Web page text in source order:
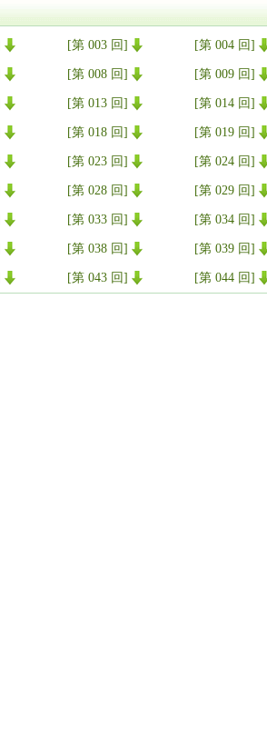
[第 003 回] [第 004 回]
[第 008 回] [第 009 回]
[第 013 回] [第 014 回]
[第 018 回] [第 019 回]
[第 023 回] [第 024 回]
[第 028 回] [第 029 回]
[第 033 回] [第 034 回]
[第 038 回] [第 039 回]
[第 043 回] [第 044 回]